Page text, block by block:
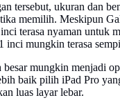
tersebut, ukuran dan
memilih. Meskipun
terasa nyaman untuk
inci mungkin terasa
besar mungkin menjadi
baik pilih iPad Pro
luas layar lebar.